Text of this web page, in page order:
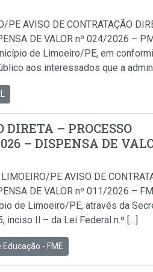
AVISO DE CONTRATAÇÃO
DE VALOR nº 024/2026 –
de Limoeiro/PE, em
aos interessados que a
DIRETA – PROCESSO
– DISPENSA DE
PE AVISO DE
DE VALOR nº 011/2026 –
de Limoeiro/PE, através da
inciso Il – da Lei Federal n.º […]
Educação - FME